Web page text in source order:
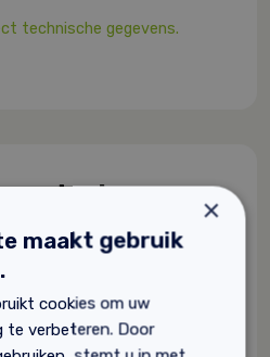
technische gegevens.
producten ×
maakt gebruik
cookies om uw
te verbeteren. Door